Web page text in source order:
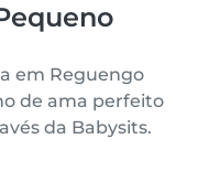
em Reguengo
de ama perfeito
da Babysits.